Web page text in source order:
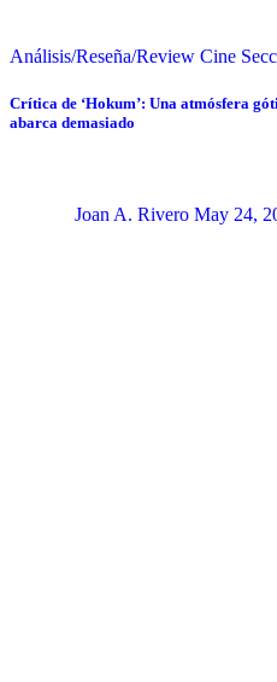
Análisis/Reseña/Review Cine
Crítica de ‘Hokum’: Una atmósfera
abarca demasiado
Joan A. Rivero May 24,